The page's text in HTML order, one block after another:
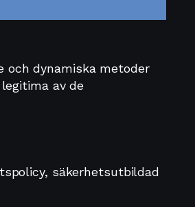
och dynamiska metoder
av de
säkerhetsutbildad